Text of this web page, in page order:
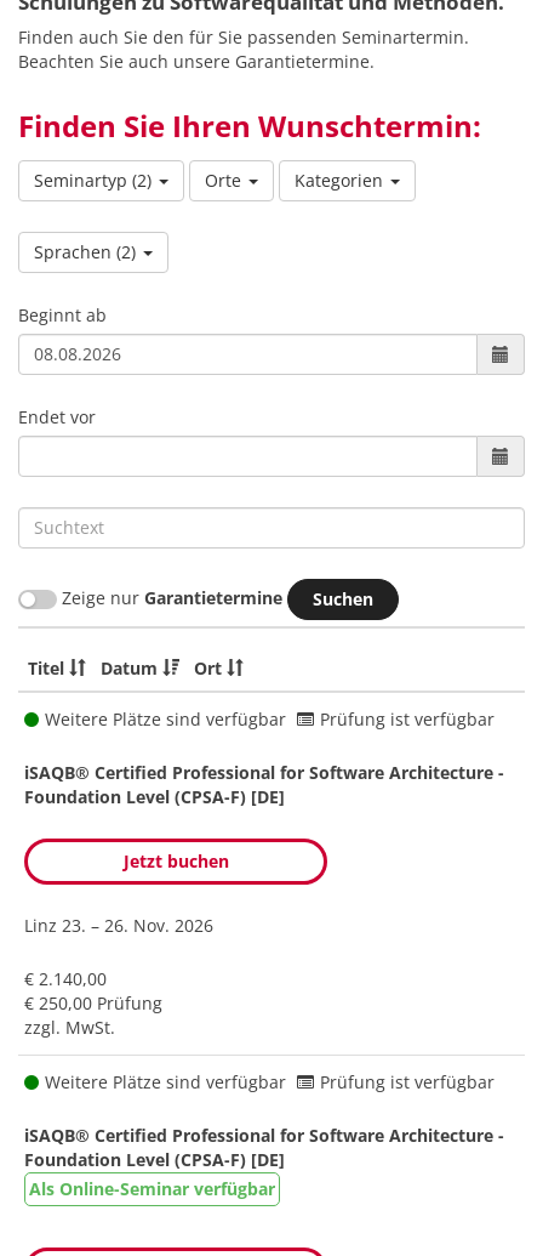
Finden auch Sie den für Sie passenden Seminartermin.
Beachten Sie auch unsere Garantietermine.
Finden Sie Ihren Wunschtermin:
Seminartyp (2) Orte Kategorien
Sprachen (2)
Beginnt ab
Endet vor
Suchtext
Zeige nur Garantietermine
Titel Datum Ort
Weitere Plätze sind verfügbar Prüfung ist verfügbar
iSAQB® Certified Professional for Software Architecture -
Foundation Level (CPSA-F) [DE]
Jetzt buchen
Linz 23. – 26. Nov. 2026
€ 2.140,00
€ 250,00 Prüfung
zzgl. MwSt.
Weitere Plätze sind verfügbar Prüfung ist verfügbar
iSAQB® Certified Professional for Software Architecture -
Foundation Level (CPSA-F) [DE]
Als Online-Seminar verfügbar